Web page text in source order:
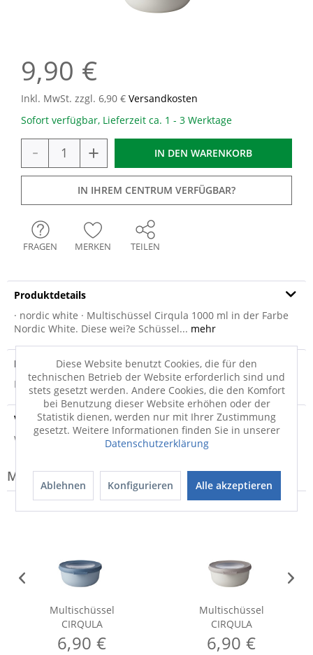
9,90 €
Inkl. MwSt. zzgl. 6,90 € Versandkosten
Sofort verfügbar, Lieferzeit ca. 1 - 3 Werktage
- + IN DEN WARENKORB
IN IHREM CENTRUM VERFÜGBAR?
FRAGEN MERKEN TEILEN
Produktdetails
· nordic white · Multischüssel Cirqula 1000 ml in der Farbe
Nordic White. Diese wei?e Schüssel... mehr
Produktsicherheit
Produktsicherheit
Versandinfo
Weitere Informationen zum Versand...
Modell-Familie: CIRQULA
Multischüssel
CIRQULA
6,90 €
Multischüssel
CIRQULA
6,90 €
Diese Website benutzt Cookies, die für den
technischen Betrieb der Website erforderlich sind und
stets gesetzt werden. Andere Cookies, die den Komfort
bei Benutzung dieser Website erhöhen oder der
Statistik dienen, werden nur mit Ihrer Zustimmung
gesetzt. Weitere Informationen finden Sie in unserer
Datenschutzerklärung
Ablehnen Konfigurieren Alle akzeptieren